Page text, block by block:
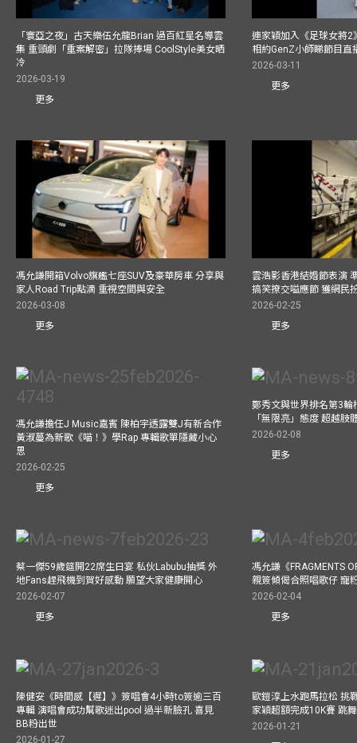
「寰亞之夜」古天樂伍允龍Brian 過百紅星名導雲
集 重頭劇「重案解密」拉隊捧場 CoolStyle美女晒
冷
2026-03-19
更多
連家穎加入《足球女將
相約GenZ小師睇節目直
2026-03-11
更多
馮允謙開箱Volvo旗艦七座SUV及豪華房車 分享與
家人Road Trip點滴 重視空間與安全
2026-03-08
更多
雲浩影香港結婚節表演
搞笑撩交嗌應節 獲網民
2026-02-25
更多
馮允謙擔任J Music嘉賓 陳柏宇透露雙J有新合作
黃淑蔓為新歌《喵！》學Rap 專輯歌單隱藏小心
思
2026-02-25
更多
鄭秀文與世界排名第3輪
「無限亮」態度 超越肢
2026-02-08
更多
蔡一傑59歲筵開22席生日宴 私伙Labubu抽獎 外
地Fans趕飛機到賀好感動 願望大家健康開心
2026-02-07
更多
馮允謙《FRAGMENTS
親簽傾偈合照唱歌仔 寵
2026-02-04
更多
陳健安《時間感【遲】》簽唱會4小時to簽逾三百
專輯 演唱會成功幫歌迷出pool 過半新臉孔 喜見
BB粉出世
2026-01-27
歐鎧淳上水跑馬拉松 挑
家穎超額完成10K賽 跳
2026-01-21